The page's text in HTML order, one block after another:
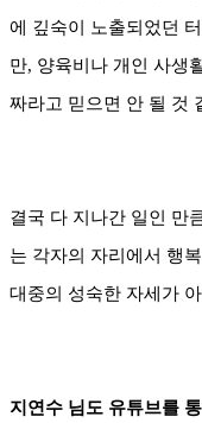
에 깊숙이 노출되었던
만, 양육비나 개인 사생
짜라고 믿으면 안 될 것
결국 다 지나간 일인 만
는 각자의 자리에서 행
대중의 성숙한 자세가
지연수 님도 유튜브를